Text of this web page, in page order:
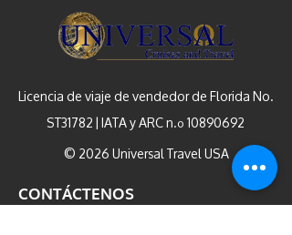
Licencia de viaje de vendedor de Florida No.
ST31782 | IATA y ARC n.º10890692
© 2026 Universal Travel USA
CONTÁCTENOS